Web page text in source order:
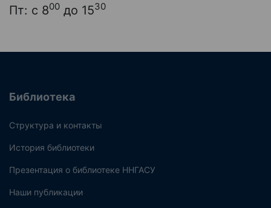
Пт: с 800 до 1530
Библиотека
Структура и контакты
История библиотеки
Презентация о библиотеке ННГАСУ
Наши публикации